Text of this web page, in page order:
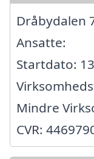
Dråbydalen
Ansatte:
Startdato:
Mindre
CVR: